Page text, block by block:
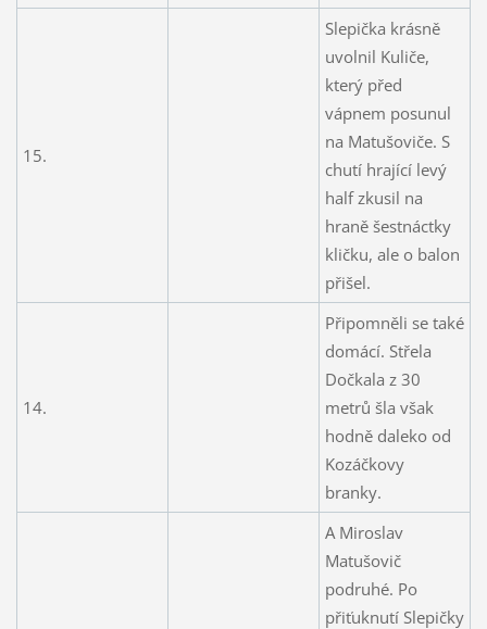
15.
Slepička krásně
uvolnil Kuliče,
který před
vápnem posunul
na Matušoviče. S
chutí hrající levý
half zkusil na
hraně šestnáctky
kličku, ale o balon
přišel.
14.
Připomněli se také
domácí. Střela
Dočkala z 30
metrů šla však
hodně daleko od
Kozáčkovy
branky.
A Miroslav
Matušovič
podruhé. Po
přiťuknutí Slepičky